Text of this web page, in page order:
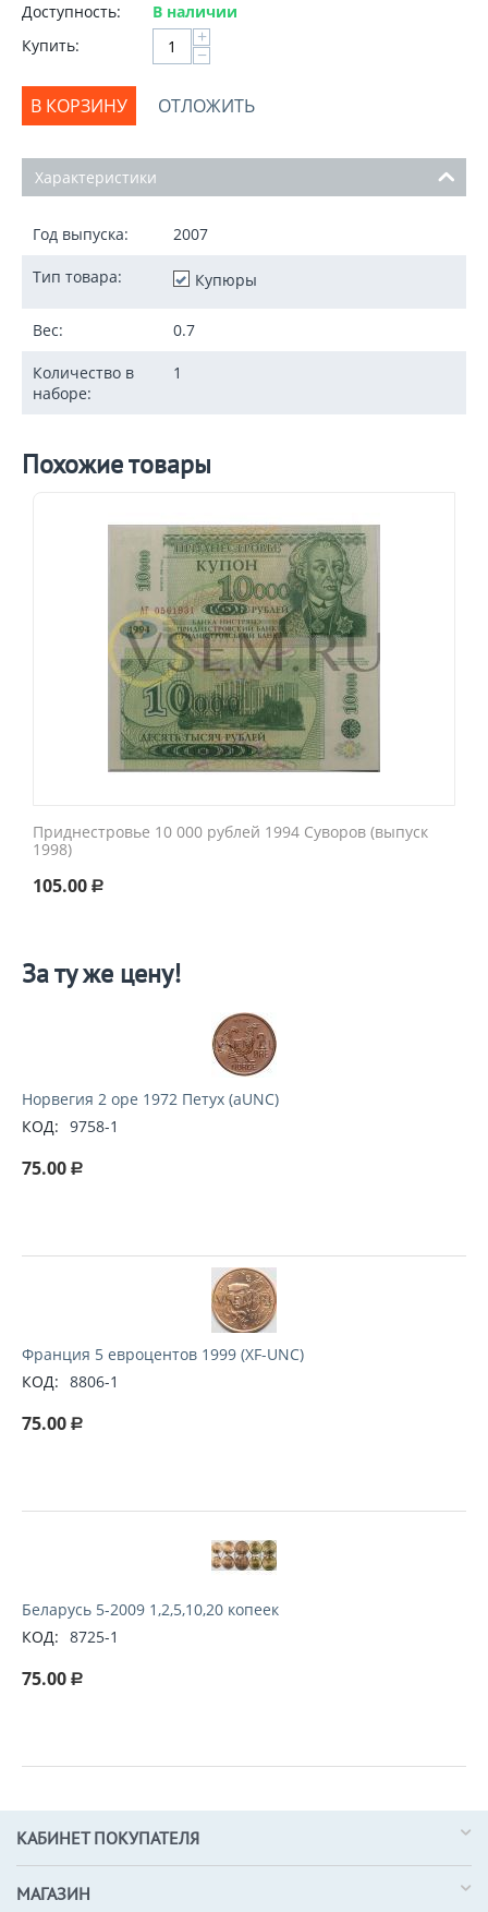
Доступность:
В наличии
Купить:
+
−
В КОРЗИНУ ОТЛОЖИТЬ
Характеристики
Год выпуска: 2007
Тип товара: Купюры
Вес: 0.7
Количество в
наборе:
1
Похожие товары
Приднестровье 10 000 рублей 1994 Суворов (выпуск
1998)
105.00 Р
За ту же цену!
Норвегия 2 оре 1972 Петух (aUNC)
КОД: 9758-1
75.00 Р
Франция 5 евроцентов 1999 (XF-UNC)
КОД: 8806-1
75.00 Р
Беларусь 5-2009 1,2,5,10,20 копеек
КОД: 8725-1
75.00 Р
КАБИНЕТ ПОКУПАТЕЛЯ
МАГАЗИН